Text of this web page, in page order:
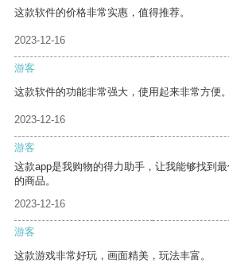
这款软件的价格非常实惠，值得推荐。
2023-12-16
游客
这款软件的功能非常强大，使用起来非常方便。
2023-12-16
游客
这款app是我购物的得力助手，让我能够找到
的商品。
2023-12-16
游客
这款游戏非常好玩，画面精美，玩法丰富。